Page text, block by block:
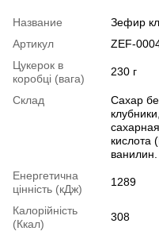
Название
Зефир
Артикул
ZEF-
Цукерок в
коробці (вага)
230 г
Склад
Сахар
кислота
ванилин.
Енергетична
цінність (кДж)
1289
Калорійність
(Ккал)
308